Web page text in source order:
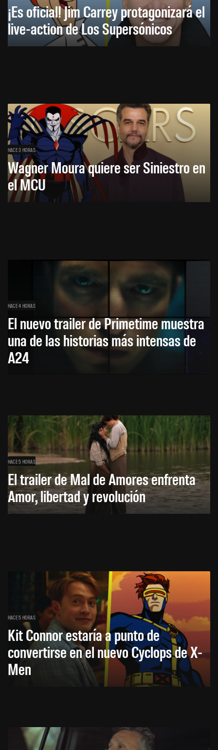
¡Es oficial! Jim Carrey protagonizará el
live-action de Los Supersónicos
HACE 3 HORAS
Wagner Moura quiere ser Siniestro en
el MCU
HACE 4 HORAS
El nuevo trailer de Primetime muestra
una de las historias más intensas de
A24
HACE 5 HORAS
El trailer de Mal de Amores enfrenta
Amor, libertad y revolución
HACE 5 HORAS
Kit Connor estaría a punto de
convertirse en el nuevo Cyclops de X-
Men